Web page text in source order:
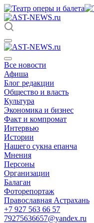
Все новости
Афиша
Блог редакции
Общество и власть
Культура
Экономика и бизнес
Факт и компромат
Интервью
Истории
Нашего сукна епанча
Мнения
Персоны
Организации
Балаган
Фоторепортаж
Православная Астрахань
+7 927 563 66 57
79275636657@yandex.ru